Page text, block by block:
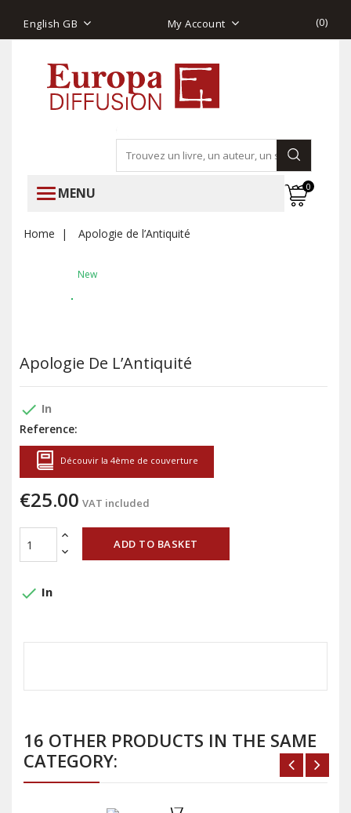
English GB My Account (0)
MENU 0
Home Apologie de l’Antiquité
New
Apologie De L’Antiquité
done In
Reference:
Découvir la 4ème de couverture
€25.00 VAT included
ADD TO BASKET
done In
16 OTHER PRODUCTS IN THE SAME
CATEGORY: